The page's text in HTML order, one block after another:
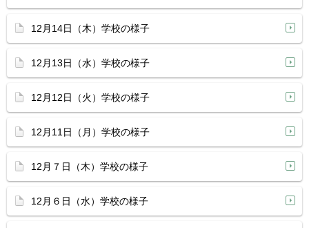
12月14日（木）学校の様子
12月13日（水）学校の様子
12月12日（火）学校の様子
12月11日（月）学校の様子
12月７日（木）学校の様子
12月６日（水）学校の様子